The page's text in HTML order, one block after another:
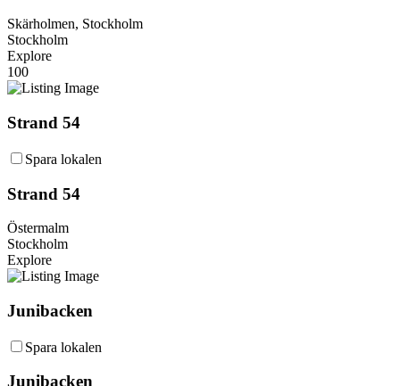
Skärholmen, Stockholm
Stockholm
Explore
100
Strand 54
Spara lokalen
Strand 54
Östermalm
Stockholm
Explore
Junibacken
Spara lokalen
Junibacken